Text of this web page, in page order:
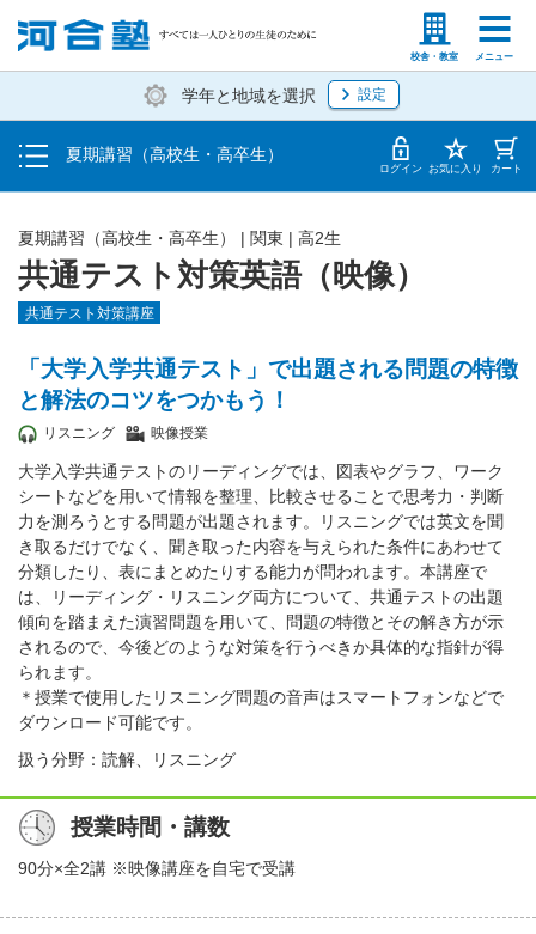
校舎・教室 メニュー
塾生の方 高等学校の先生
学年と地域を選択 設定
夏期講習（高校生・高卒生）
受講料・お申し込み方法
受講開始までの流れ
校舎・教室一覧 ログイン お気に入り カート
共通テスト対策英語（映像）
夏期講習（高校生・高卒生） | 関東 | 高2生
共通テスト対策講座
「大学入学共通テスト」で出題される問題の特徴
と解法のコツをつかもう！
リスニング 映像授業
大学入学共通テストのリーディングでは、図表やグラフ、ワーク
シートなどを用いて情報を整理、比較させることで思考力・判断
力を測ろうとする問題が出題されます。リスニングでは英文を聞
き取るだけでなく、聞き取った内容を与えられた条件にあわせて
分類したり、表にまとめたりする能力が問われます。本講座で
は、リーディング・リスニング両方について、共通テストの出題
傾向を踏まえた演習問題を用いて、問題の特徴とその解き方が示
されるので、今後どのような対策を行うべきか具体的な指針が得
られます。
＊授業で使用したリスニング問題の音声はスマートフォンなどで
ダウンロード可能です。
扱う分野：読解、リスニング
授業時間・講数
90分×全2講 ※映像講座を自宅で受講